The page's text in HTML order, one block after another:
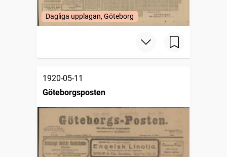
Dagliga upplagan, Göteborg
1920-05-11
Göteborgsposten